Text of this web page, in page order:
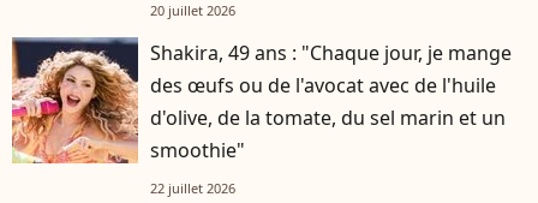
20 juillet 2026
Shakira, 49 ans : "Chaque jour, je mange
des œufs ou de l'avocat avec de l'huile
d'olive, de la tomate, du sel marin et un
smoothie"
22 juillet 2026